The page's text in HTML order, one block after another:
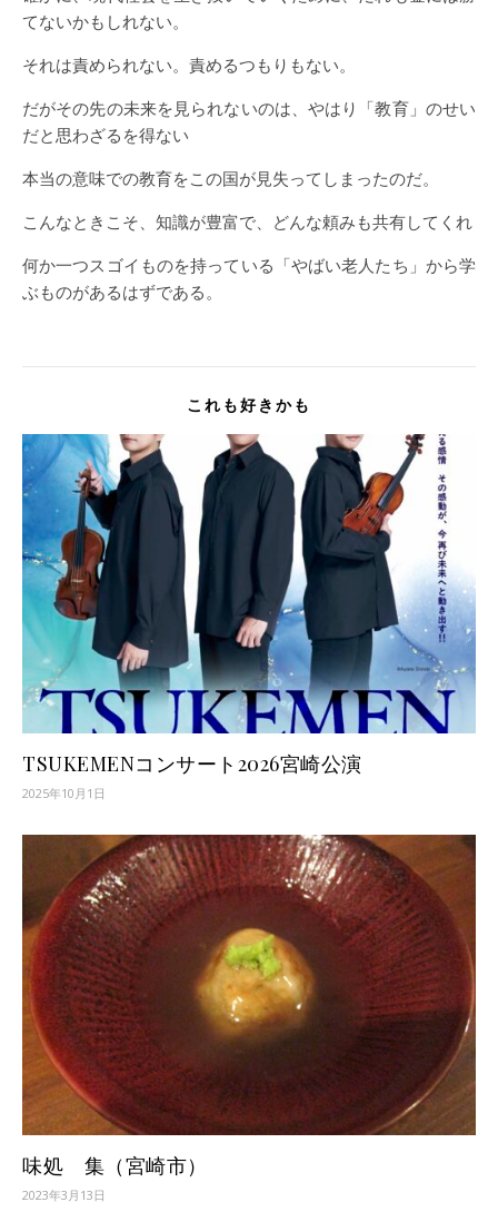
てないかもしれない。
それは責められない。責めるつもりもない。
だがその先の未来を見られないのは、やはり「教育」のせい
だと思わざるを得ない
本当の意味での教育をこの国が見失ってしまったのだ。
こんなときこそ、知識が豊富で、どんな頼みも共有してくれ
何か一つスゴイものを持っている「やばい老人たち」から学
ぶものがあるはずである。
これも好きかも
TSUKEMENコンサート2026宮崎公演
2025年10月1日
味処 集（宮崎市）
2023年3月13日